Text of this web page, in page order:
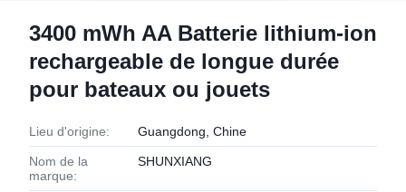
3400 mWh AA Batterie lithium-ion
rechargeable de longue durée
pour bateaux ou jouets
Lieu d'origine: Guangdong, Chine
Nom de la
marque:
SHUNXIANG